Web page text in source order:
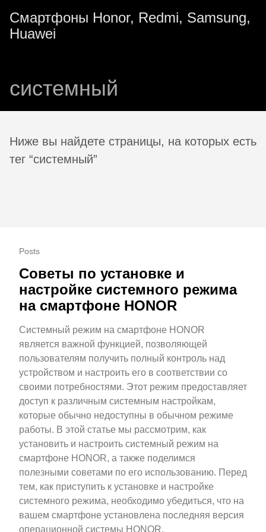
Смартфоны Honor, Redmi, Samsung,
Huawei
системный
Ниже вы найдете страницы, на которых есть
тег “системный”
Posts
Советы по установке и
настройке системного режима
на смартфоне HONOR
Системный режим на смартфоне HONOR
является важной функцией, позволяющей
пользователям получить полный контроль над
устройством и настроить его в соответствии со
своими потребностями. Этот режим предоставляет
доступ к различным системным настройкам,
которые обычно недоступны в обычном режиме
работы. В этой статье мы рассмотрим, как
установить и настроить системный режим на
смартфоне HONOR, а также поделимся
полезными советами по его использованию. Перед
тем, как приступить к установке и настройке
системного режима, необходимо убедиться, что на
вашем смартфоне установлена последняя версия
операционной системы HONOR.